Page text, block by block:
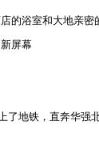
的浴室和大地亲密
屏幕
了地铁，直奔华